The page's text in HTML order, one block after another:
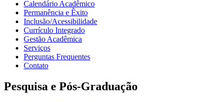
Calendário Acadêmico
Permanência e Êxito
Inclusão/Acessibilidade
Currículo Integrado
Gestão Acadêmica
Serviços
Perguntas Frequentes
Contato
Pesquisa e Pós-Graduação